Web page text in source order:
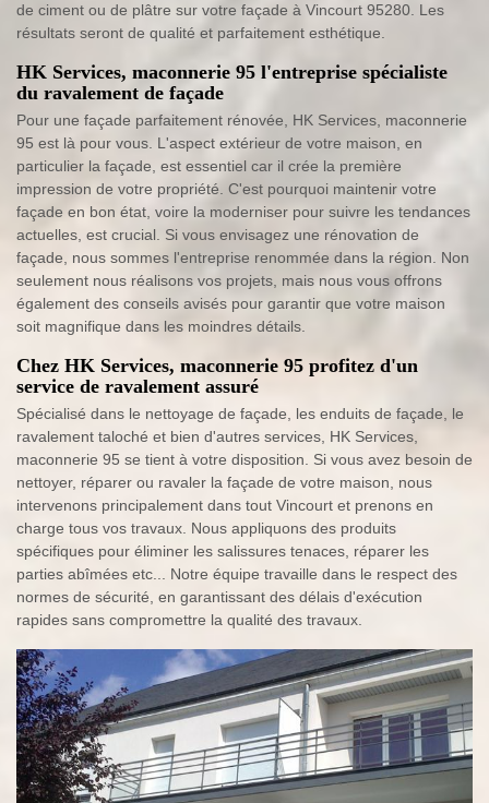
de ciment ou de plâtre sur votre façade à Vincourt 95280. Les
résultats seront de qualité et parfaitement esthétique.
HK Services, maconnerie 95 l'entreprise spécialiste
du ravalement de façade
Pour une façade parfaitement rénovée, HK Services, maconnerie
95 est là pour vous. L'aspect extérieur de votre maison, en
particulier la façade, est essentiel car il crée la première
impression de votre propriété. C'est pourquoi maintenir votre
façade en bon état, voire la moderniser pour suivre les tendances
actuelles, est crucial. Si vous envisagez une rénovation de
façade, nous sommes l'entreprise renommée dans la région. Non
seulement nous réalisons vos projets, mais nous vous offrons
également des conseils avisés pour garantir que votre maison
soit magnifique dans les moindres détails.
Chez HK Services, maconnerie 95 profitez d'un
service de ravalement assuré
Spécialisé dans le nettoyage de façade, les enduits de façade, le
ravalement taloché et bien d'autres services, HK Services,
maconnerie 95 se tient à votre disposition. Si vous avez besoin de
nettoyer, réparer ou ravaler la façade de votre maison, nous
intervenons principalement dans tout Vincourt et prenons en
charge tous vos travaux. Nous appliquons des produits
spécifiques pour éliminer les salissures tenaces, réparer les
parties abîmées etc... Notre équipe travaille dans le respect des
normes de sécurité, en garantissant des délais d'exécution
rapides sans compromettre la qualité des travaux.